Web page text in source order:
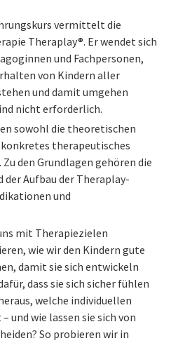
vermittelt die
Theraplay®. Er wendet sich
und Fachpersonen,
von Kindern aller
und damit umgehen
nicht erforderlich.
sowohl die theoretischen
therapeutisches
den Grundlagen gehören die
Aufbau der Theraplay-
und
mit Therapiezielen
wie wir den Kindern gute
damit sie sich entwickeln
dass sie sich sicher fühlen
welche individuellen
und wie lassen sie sich von
So probieren wir in